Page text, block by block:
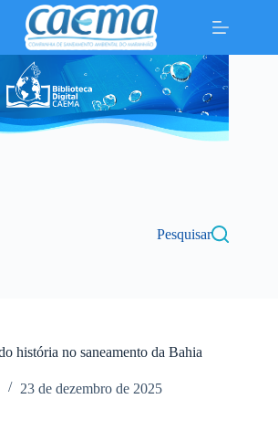
Pesquisar
história no saneamento da Bahia
23 de dezembro de 2025